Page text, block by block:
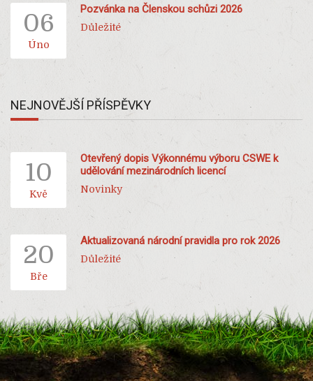
06
Úno
Pozvánka na Členskou schůzi 2026
Důležité
NEJNOVĚJŠÍ PŘÍSPĚVKY
10
Kvě
Otevřený dopis Výkonnému výboru CSWE k
udělování mezinárodních licencí
Novinky
20
Bře
Aktualizovaná národní pravidla pro rok 2026
Důležité